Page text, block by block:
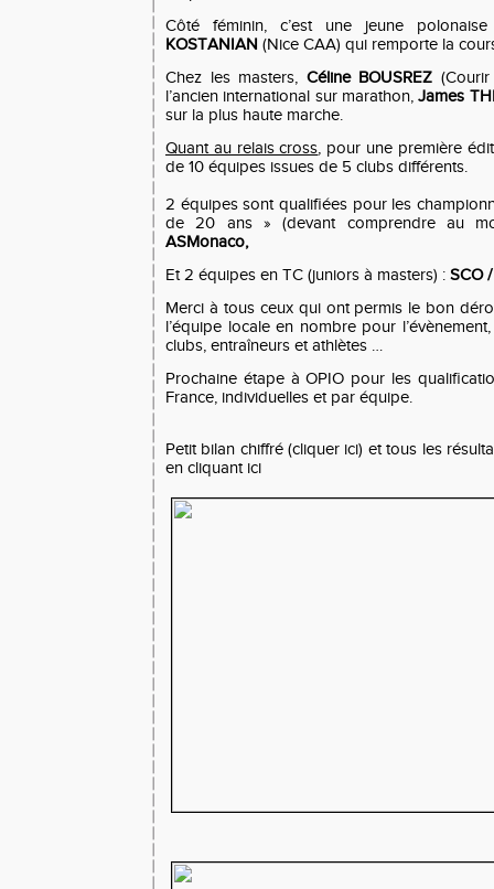
Côté féminin, c’est une jeune
KOSTANIAN (Nice CAA) qui remporte la
Chez les masters, Céline BOUSREZ
l’ancien international sur marathon,James
sur la plus haute marche.
Quant au relais cross, pour une première
de 10 équipes issues de 5 clubs différents.
2 équipes sont qualifiées pour les
de 20 ans » (devant comprendre au
ASMonaco,
Et 2 équipes en TC (juniors à masters) : SCO
Merci à tous ceux qui ont permis le bon
l’équipe locale en nombre pour
clubs, entraîneurs et athlètes …
Prochaine étape à OPIO pour les
France, individuelles et par équipe.
Petit bilan chiffré (cliquer ici) et tous les
en cliquant ici